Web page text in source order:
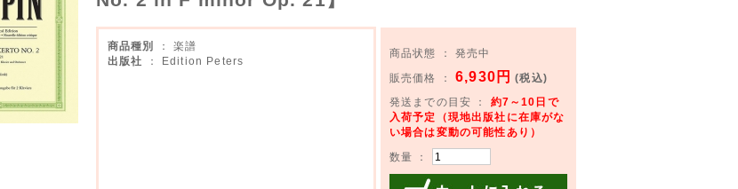
商品種別
： 楽譜
出版社
： Edition Peters
商品状態 ： 発売中
販売価格 ：6,930円 (税込)
発送までの目安 ： 約7～10日で
入荷予定（現地出版社に在庫がな
い場合は変動の可能性あり）
数量 ：